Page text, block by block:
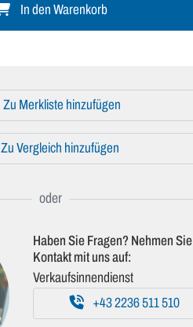
In den Warenkorb
Zu Merkliste hinzufügen
Zu Vergleich hinzufügen
Haben Sie Fragen? Nehmen Sie
Kontakt mit uns auf:
Verkaufsinnendienst
+43 2236 511 510